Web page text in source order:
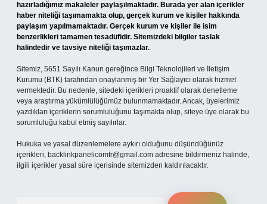
hazırladığımız makaleler paylaşılmaktadır. Burada yer alan içerikler
haber niteliği taşımamakta olup, gerçek kurum ve kişiler hakkında
paylaşım yapılmamaktadır. Gerçek kurum ve kişiler ile isim
benzerlikleri tamamen tesadüfidir. Sitemizdeki bilgiler taslak
halindedir ve tavsiye niteliği taşımazlar.
Sitemiz, 5651 Sayılı Kanun gereğince Bilgi Teknolojileri ve İletişim
Kurumu (BTK) tarafından onaylanmış bir Yer Sağlayıcı olarak hizmet
vermektedir. Bu nedenle, sitedeki içerikleri proaktif olarak denetleme
veya araştırma yükümlülüğümüz bulunmamaktadır. Ancak, üyelerimiz
yazdıkları içeriklerin sorumluluğunu taşımakta olup, siteye üye olarak bu
sorumluluğu kabul etmiş sayılırlar.
Hukuka ve yasal düzenlemelere aykırı olduğunu düşündüğünüz
içerikleri, backlinkpanelicomtr@gmail.com adresine bildirmeniz halinde,
ilgili içerikler yasal süre içerisinde sitemizden kaldırılacaktır.